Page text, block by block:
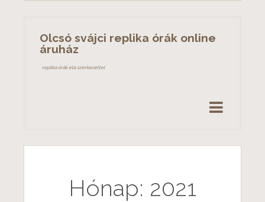
t
Olcsó svájci replika órák online
áruház
replika órák eta szerkezettel
Hónap: 2021